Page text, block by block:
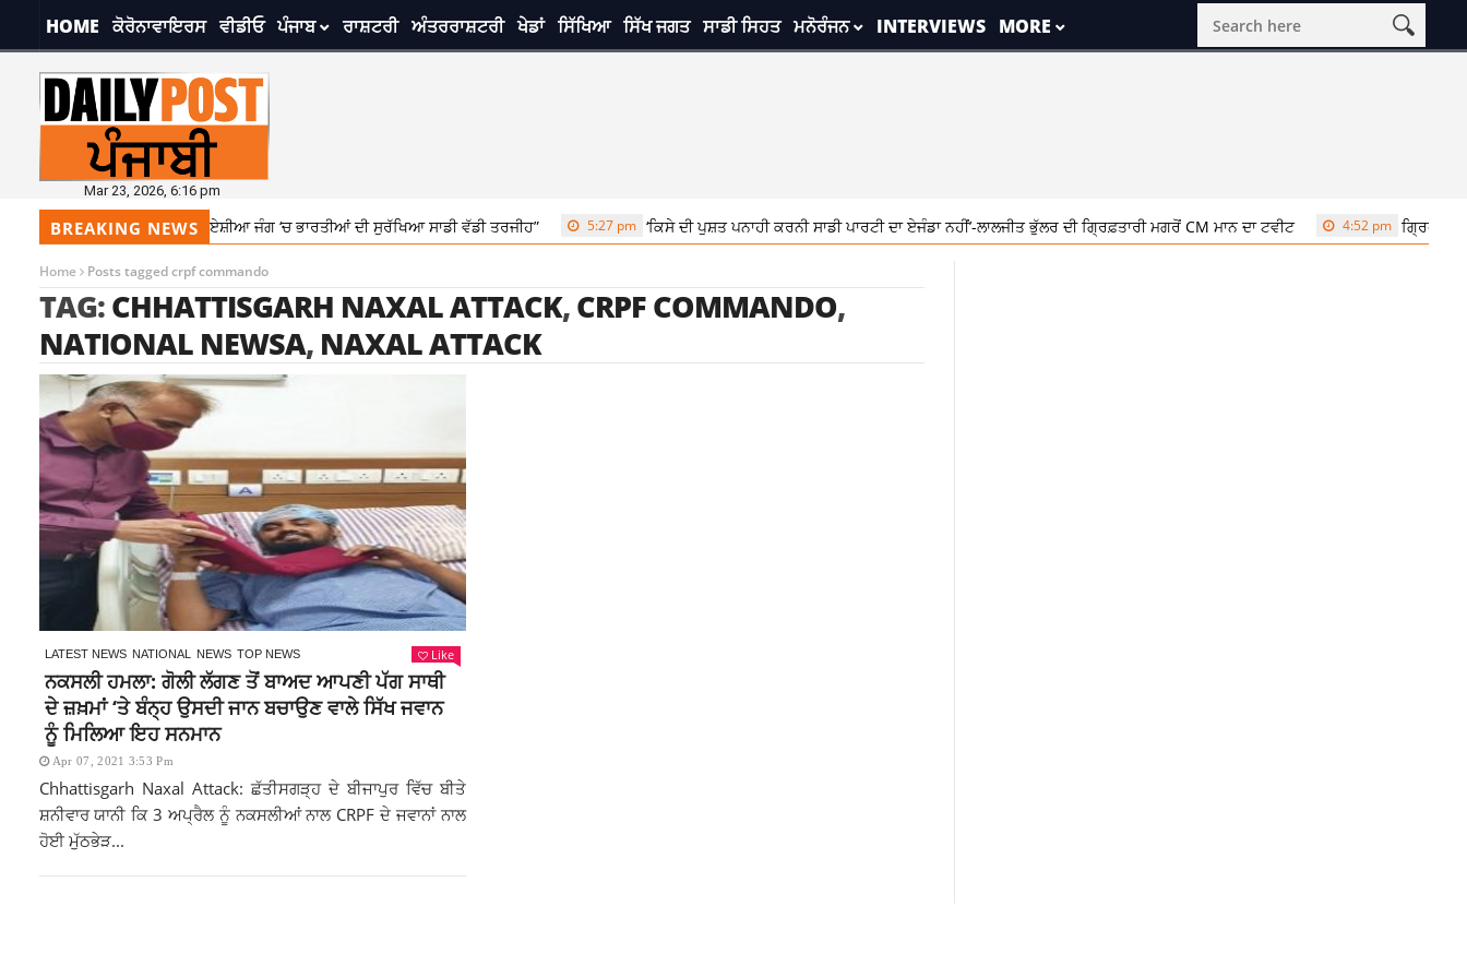
HOME ਕੋਰੋਨਾਵਾਇਰਸ ਵੀਡੀਓ ਪੰਜਾਬ ਰਾਸ਼ਟਰੀ ਅੰਤਰਰਾਸ਼ਟਰੀ ਖੇਡਾਂ ਸਿੱਖਿਆ ਸਿੱਖ ਜਗਤ ਸਾਡੀ ਸਿਹਤ ਮਨੋਰੰਜਨ INTERVIEWS MORE
Mar 23, 2026, 6:16 pm
BREAKING NEWS
ਲੋਕ ਸਭਾ ‘ਚ ਬੋਲੇ PM ਮੋਦੀ-‘ਪੱਛਮੀ ਏਸ਼ੀਆ ਜੰਗ ‘ਚ ਭਾਰਤੀਆਂ ਦੀ ਸੁਰੱਖਿਆ ਸਾਡੀ ਵੱਡੀ ਤਰਜੀਹ” 5:27 pm ‘ਕਿਸੇ ਦੀ ਪੁਸ਼ਤ ਪਨਾਹੀ ਕਰਨੀ ਸਾਡੀ ਪਾਰਟੀ ਦਾ ਏਜੰਡਾ ਨਹੀਂ’-ਲਾਲਜੀਤ ਭੁੱਲਰ ਦੀ ਗ੍ਰਿਫ਼ਤਾਰੀ ਮਗਰੋਂ CM ਮਾਨ ਦਾ ਟਵੀਟ 4:52 pm ਗ੍ਰਿਫਤਾਰੀ
Home Posts tagged crpf commando
TAG:CHHATTISGARH NAXAL ATTACK,CRPF COMMANDO,
NATIONAL NEWSA, NAXAL ATTACK
LATEST NEWS NATIONAL NEWS TOP NEWS Like
ਨਕਸਲੀ ਹਮਲਾ: ਗੋਲੀ ਲੱਗਣ ਤੋਂ ਬਾਅਦ ਆਪਣੀ ਪੱਗ ਸਾਥੀ
ਦੇ ਜ਼ਖ਼ਮਾਂ ‘ਤੇ ਬੰਨ੍ਹ ਉਸਦੀ ਜਾਨ ਬਚਾਉਣ ਵਾਲੇ ਸਿੱਖ ਜਵਾਨ
ਨੂੰ ਮਿਲਿਆ ਇਹ ਸਨਮਾਨ
Apr 07, 2021 3:53 Pm
Chhattisgarh Naxal Attack: ਛੱਤੀਸਗੜ੍ਹ ਦੇ ਬੀਜਾਪੁਰ ਵਿੱਚ ਬੀਤੇ
ਸ਼ਨੀਵਾਰ ਯਾਨੀ ਕਿ 3 ਅਪ੍ਰੈਲ ਨੂੰ ਨਕਸਲੀਆਂ ਨਾਲ CRPF ਦੇ ਜਵਾਨਾਂ ਨਾਲ
ਹੋਈ ਮੁੱਠਭੇੜ...